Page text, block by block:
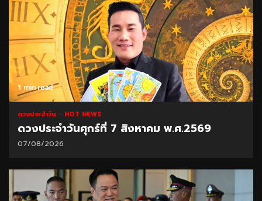
1 min read
ดวงประจำวัน HOT NEWS
ดวงประจำวันศุกร์ที่ 7 สิงหาคม พ.ศ.2569
07/08/2026